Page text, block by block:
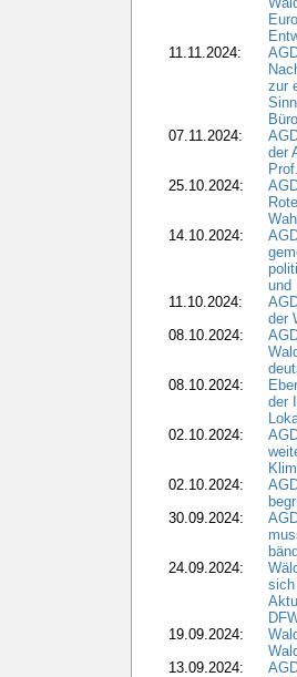
11.11.2024:
zur
07.11.2024:
der
25.10.2024:
14.10.2024:
und
11.10.2024:
der
08.10.2024:
08.10.2024:
der
02.10.2024:
02.10.2024:
30.09.2024:
24.09.2024:
sich
19.09.2024:
13.09.2024: